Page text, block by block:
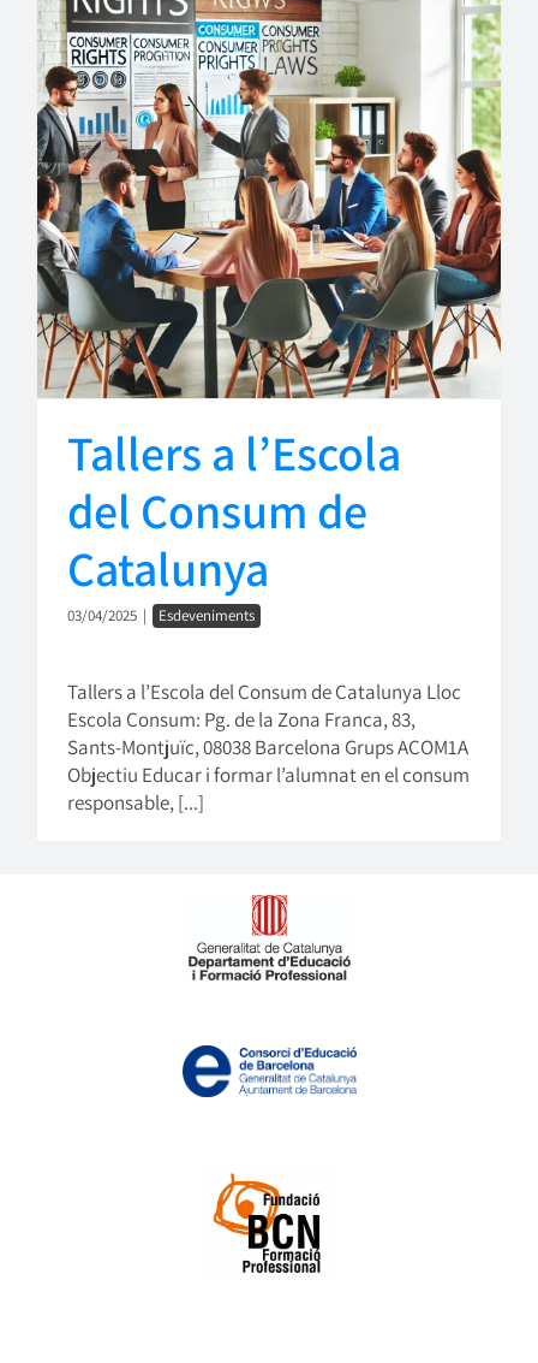
Tallers a l’Escola
del Consum de
Catalunya
03/04/2025 | Esdeveniments
Tallers a l’Escola del Consum de Catalunya Lloc
Escola Consum: Pg. de la Zona Franca, 83,
Sants-Montjuïc, 08038 Barcelona Grups ACOM1A
Objectiu Educar i formar l’alumnat en el consum
responsable, [...]